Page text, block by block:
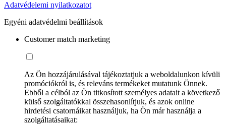
Adatvédelemi nyilatkozatot
Egyéni adatvédelmi beállítások
Customer match marketing
Az Ön hozzájárulásával tájékoztatjuk a weboldalunkon kívüli
promóciókról is, és releváns termékeket mutatunk Önnek.
Ebből a célból az Ön titkosított személyes adatait a következő
külső szolgáltatókkal összehasonlítjuk, és azok online
hirdetési csatornáikat használjuk, ha Ön már használja a
szolgáltatásaikat: